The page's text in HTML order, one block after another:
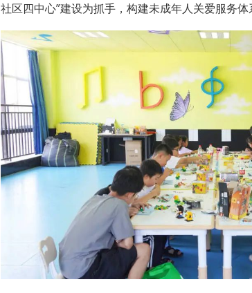
社区四中心”建设为抓手，构建未成年人关爱服务体